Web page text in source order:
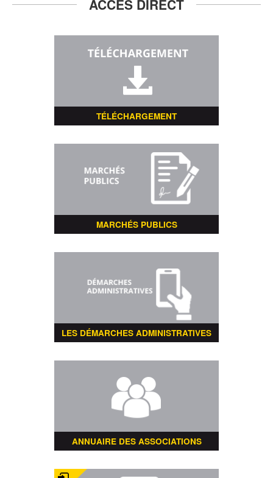
ACCÈS DIRECT
TÉLÉCHARGEMENT
MARCHÉS PUBLICS
LES DÉMARCHES ADMINISTRATIVES
ANNUAIRE DES ASSOCIATIONS